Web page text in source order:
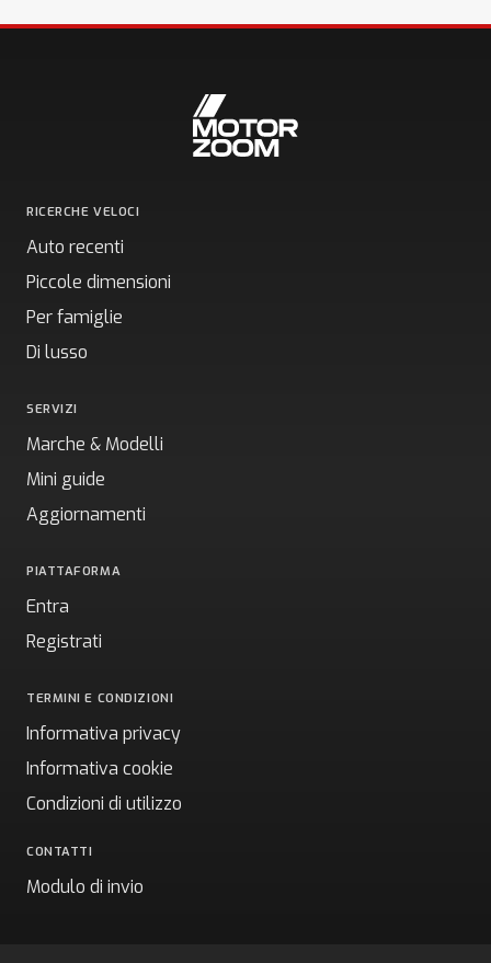
RICERCHE VELOCI
Auto recenti
Piccole dimensioni
Per famiglie
Di lusso
SERVIZI
Marche & Modelli
Mini guide
Aggiornamenti
PIATTAFORMA
Entra
Registrati
TERMINI E CONDIZIONI
Informativa privacy
Informativa cookie
Condizioni di utilizzo
CONTATTI
Modulo di invio